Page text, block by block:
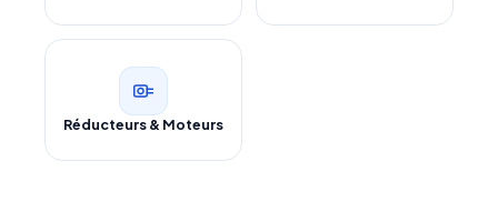
Réducteurs & Moteurs